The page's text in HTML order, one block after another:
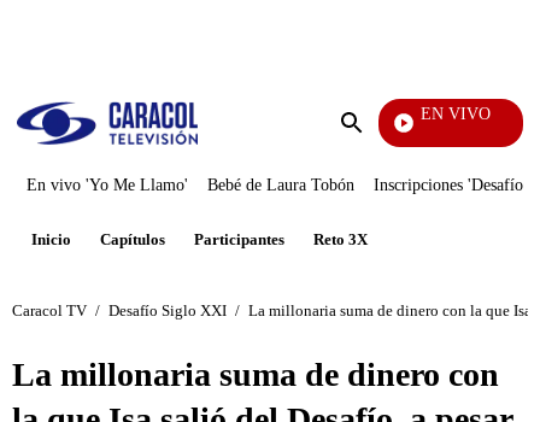
Enviar
EN VIVO
En vivo 'Yo Me Llamo' Bebé de Laura Tobón Inscripciones 'Desafío'
Inicio Capítulos Participantes Reto 3X
Caracol TV / Desafío Siglo XXI / La millonaria suma de dinero con la que Isa
La millonaria suma de dinero con